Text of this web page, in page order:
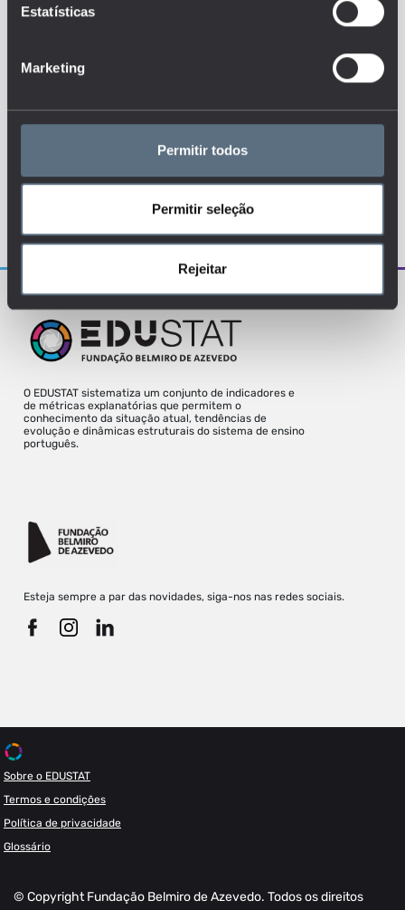
Estatísticas
Marketing
Permitir todos
Permitir seleção
Rejeitar
de financiadores, etc.)
Para uma melhor experiência deve aceder
o site a partir de um desktop.
O EDUSTAT sistematiza um conjunto de indicadores e
de métricas explanatórias que permitem o
conhecimento da situação atual, tendências de
evolução e dinâmicas estruturais do sistema de ensino
português.
Esteja sempre a par das novidades, siga-nos nas redes sociais.
Sobre o EDUSTAT
Termos e condições
Política de privacidade
Glossário
© Copyright Fundação Belmiro de Azevedo. Todos os direitos